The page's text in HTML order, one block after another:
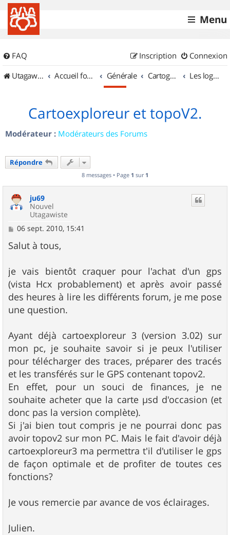
Menu
FAQ Connexion
Inscription
UtagawaVTT (Randos VTT et VTTAE avec traces GPS)
Accueil forum Générale Cartographie et GPS Les logiciels
Cartoexploreur et topoV2.
Modérateur : Modérateurs des Forums
Répondre
8 messages • Page 1 sur 1
ju69
Nouvel
Utagawiste
M
s
s
g
e
06 sept. 2010, 15:41
Salut à tous,
je vais bientôt craquer pour l'achat d'un gps
(vista Hcx probablement) et après avoir passé
des heures à lire les différents forum, je me pose
une question.
Ayant déjà cartoexploreur 3 (version 3.02) sur
mon pc, je souhaite savoir si je peux l'utiliser
pour télécharger des traces, préparer des tracés
et les transférés sur le GPS contenant topov2.
En effet, pour un souci de finances, je ne
souhaite acheter que la carte µsd d'occasion (et
donc pas la version complète).
Si j'ai bien tout compris je ne pourrai donc pas
avoir topov2 sur mon PC. Mais le fait d'avoir déjà
cartoexploreur3 ma permettra t'il d'utiliser le gps
de façon optimale et de profiter de toutes ces
fonctions?
Je vous remercie par avance de vos éclairages.
Julien.